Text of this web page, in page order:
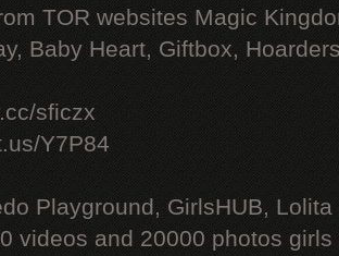
TOR websites Magic
Baby Heart, Giftbox,
sficzx
Y7P84
Playground, GirlsHUB, Lolita
videos and 20000 photos